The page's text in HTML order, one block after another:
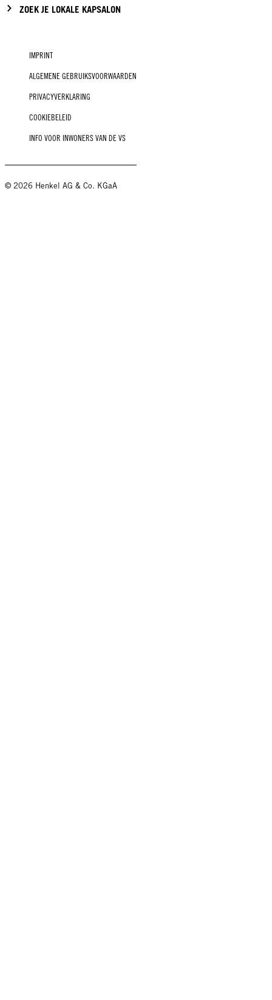
ZOEK JE LOKALE KAPSALON
IMPRINT
ALGEMENE GEBRUIKSVOORWAARDEN
PRIVACYVERKLARING
COOKIEBELEID
INFO VOOR INWONERS VAN DE VS
© 2026 Henkel AG & Co. KGaA